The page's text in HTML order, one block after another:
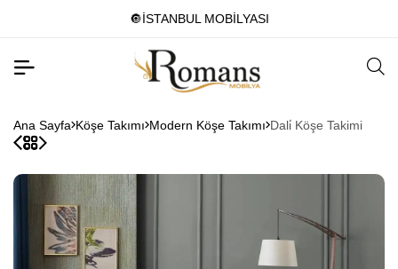
🔘İSTANBUL MOBİLYASI
Ana Sayfa Köşe Takımı Modern Köşe Takımı Dali̇ Köşe Takimi